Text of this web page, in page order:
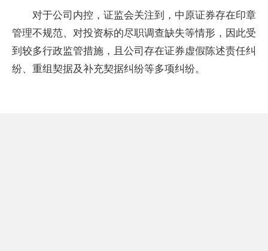
对于公司内控，证监会关注到，中原证券存在印章
管理不规范、对投资标的尽职调查缺失等情形，因此受
到较多行政监管措施，且公司存在证券虚假陈述责任纠
纷、重组契据及补充契据纠纷等多项纠纷。